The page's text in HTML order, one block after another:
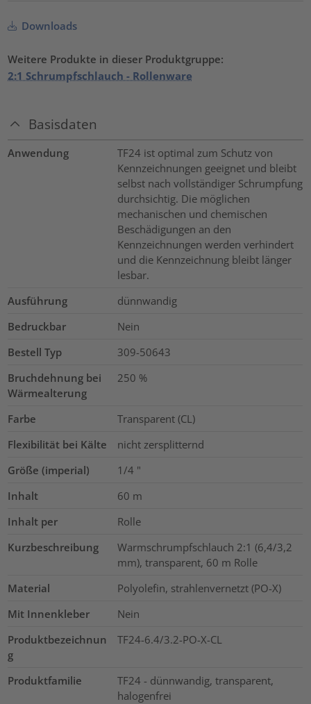
Downloads
Weitere Produkte in dieser Produktgruppe:
2:1 Schrumpfschlauch - Rollenware
Basisdaten
Anwendung
TF24 ist optimal zum Schutz von
Kennzeichnungen geeignet und bleibt
selbst nach vollständiger Schrumpfung
durchsichtig. Die möglichen
mechanischen und chemischen
Beschädigungen an den
Kennzeichnungen werden verhindert
und die Kennzeichnung bleibt länger
lesbar.
Ausführung
dünnwandig
Bedruckbar
Nein
Bestell Typ
309-50643
Bruchdehnung bei
Wärmealterung
250 %
Farbe
Transparent (CL)
Flexibilität bei Kälte
nicht zersplitternd
Größe (imperial)
1/4 "
Inhalt
60 m
Inhalt per
Rolle
Kurzbeschreibung
Warmschrumpfschlauch 2:1 (6,4/3,2
mm), transparent, 60 m Rolle
Material
Polyolefin, strahlenvernetzt (PO-X)
Mit Innenkleber
Nein
Produktbezeichnun
g
TF24-6.4/3.2-PO-X-CL
Produktfamilie
TF24 - dünnwandig, transparent,
halogenfrei